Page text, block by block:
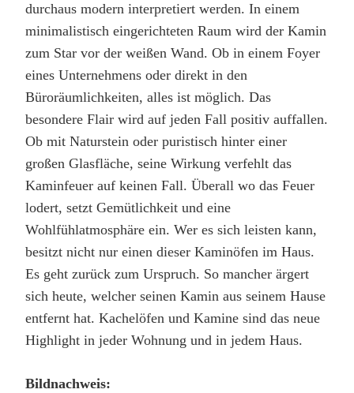
durchaus modern interpretiert werden. In einem
minimalistisch eingerichteten Raum wird der Kamin
zum Star vor der weißen Wand. Ob in einem Foyer
eines Unternehmens oder direkt in den
Büroräumlichkeiten, alles ist möglich. Das
besondere Flair wird auf jeden Fall positiv auffallen.
Ob mit Naturstein oder puristisch hinter einer
großen Glasfläche, seine Wirkung verfehlt das
Kaminfeuer auf keinen Fall. Überall wo das Feuer
lodert, setzt Gemütlichkeit und eine
Wohlfühlatmosphäre ein. Wer es sich leisten kann,
besitzt nicht nur einen dieser Kaminöfen im Haus.
Es geht zurück zum Urspruch. So mancher ärgert
sich heute, welcher seinen Kamin aus seinem Hause
entfernt hat. Kachelöfen und Kamine sind das neue
Highlight in jeder Wohnung und in jedem Haus.
Bildnachweis: